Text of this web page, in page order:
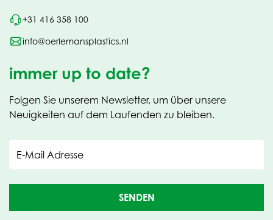
+31 416 358 100
info@oerlemansplastics.nl
immer up to date?
Folgen Sie unserem Newsletter, um über unsere
Neuigkeiten auf dem Laufenden zu bleiben.
E-Mail Adresse
SENDEN